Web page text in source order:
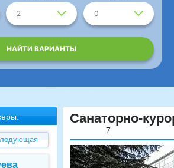
2 0
НАЙТИ ВАРИАНТЫ
Светлана
Санаторно-
7